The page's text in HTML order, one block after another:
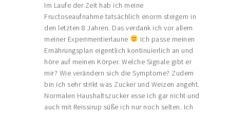
Im Laufe der Zeit hab ich meine
Fructoseaufnahme tatsächlich enorm steigern in
den letzten 8 Jahren. Das verdank ich vor allem
meiner Experimentierlaune
Ich passe meinen
Ernährungsplan eigentlich kontinuierlich an und
höre auf meinen Körper. Welche Signale gibt er
mir? Wie verändern sich die Symptome? Zudem
bin ich sehr strikt was Zucker und Weizen angeht.
Normalen Haushaltszucker esse ich gar nicht und
auch mit Reissirup süße ich nur noch selten. Ich